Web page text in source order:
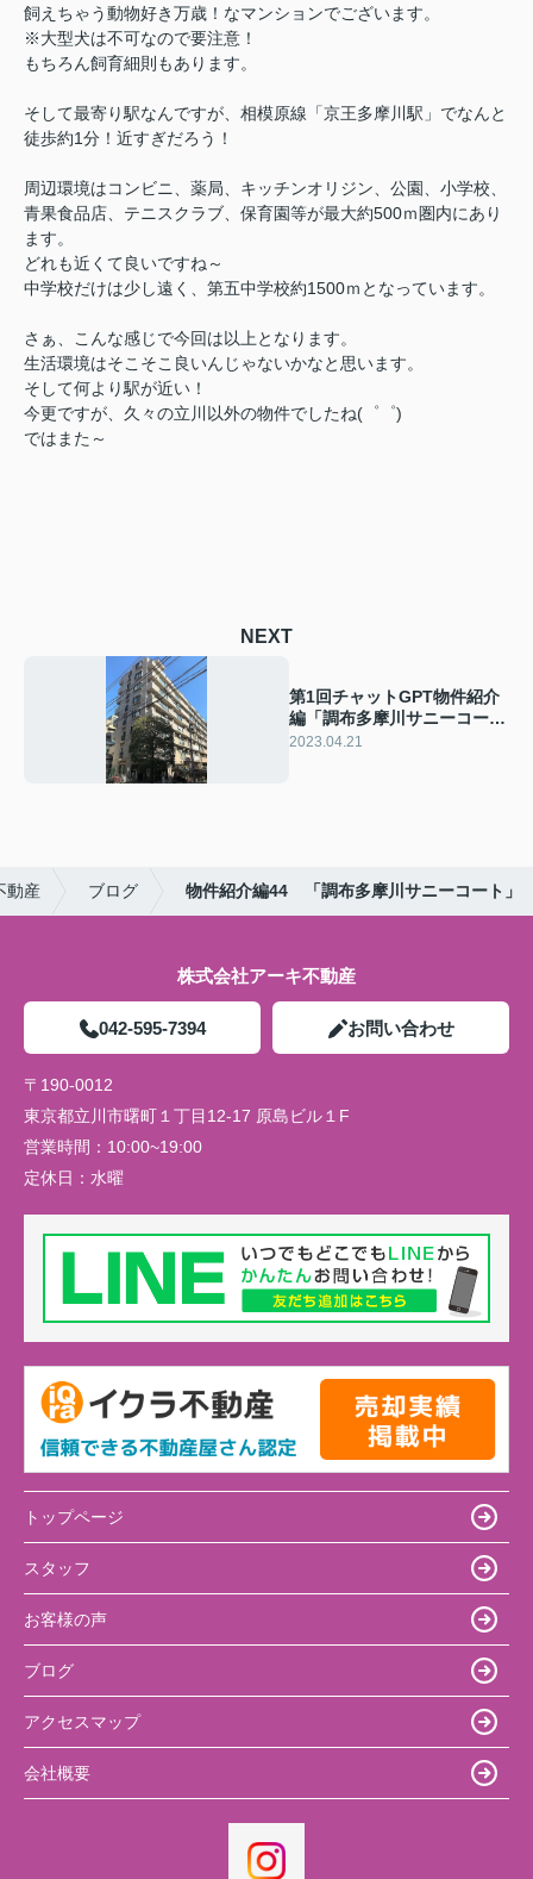
飼えちゃう動物好き万歳！なマンションでございます。
※大型犬は不可なので要注意！
もちろん飼育細則もあります。
そして最寄り駅なんですが、相模原線「京王多摩川駅」でなんと
徒歩約1分！近すぎだろう！
周辺環境はコンビニ、薬局、キッチンオリジン、公園、小学校、
青果食品店、テニスクラブ、保育園等が最大約500ｍ圏内にあり
ます。
どれも近くて良いですね～
中学校だけは少し遠く、第五中学校約1500ｍとなっています。
さぁ、こんな感じで今回は以上となります。
生活環境はそこそこ良いんじゃないかなと思います。
そして何より駅が近い！
今更ですが、久々の立川以外の物件でしたね(゜゜)
ではまた～
NEXT
第1回チャットGPT物件紹介
編「調布多摩川サニーコー
ト」
2023.04.21
動産 ブログ 物件紹介編44 「調布多摩川サニーコート」
株式会社アーキ不動産
042-595-7394 お問い合わせ
〒190-0012
東京都立川市曙町１丁目12-17 原島ビル１F
営業時間： 10:00~19:00
定休日： 水曜
トップページ
スタッフ
お客様の声
ブログ
アクセスマップ
会社概要